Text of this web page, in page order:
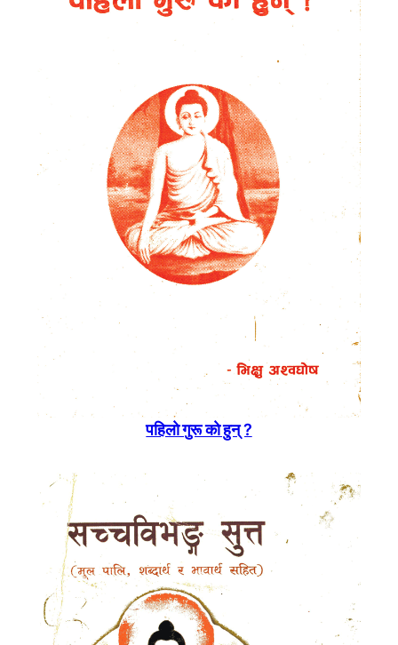
पहिलाे गुरू काे हुन् ?